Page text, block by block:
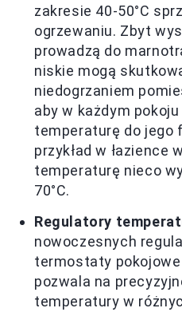
zakresie 40-50°C
ogrzewaniu. Zbyt
prowadzą do
niskie mogą
niedogrzaniem
aby w każdym
temperaturę do jego
przykład w łazience
temperaturę nieco
70°C.
Regulatory
nowoczesnych
termostaty
pozwala na
temperatury w